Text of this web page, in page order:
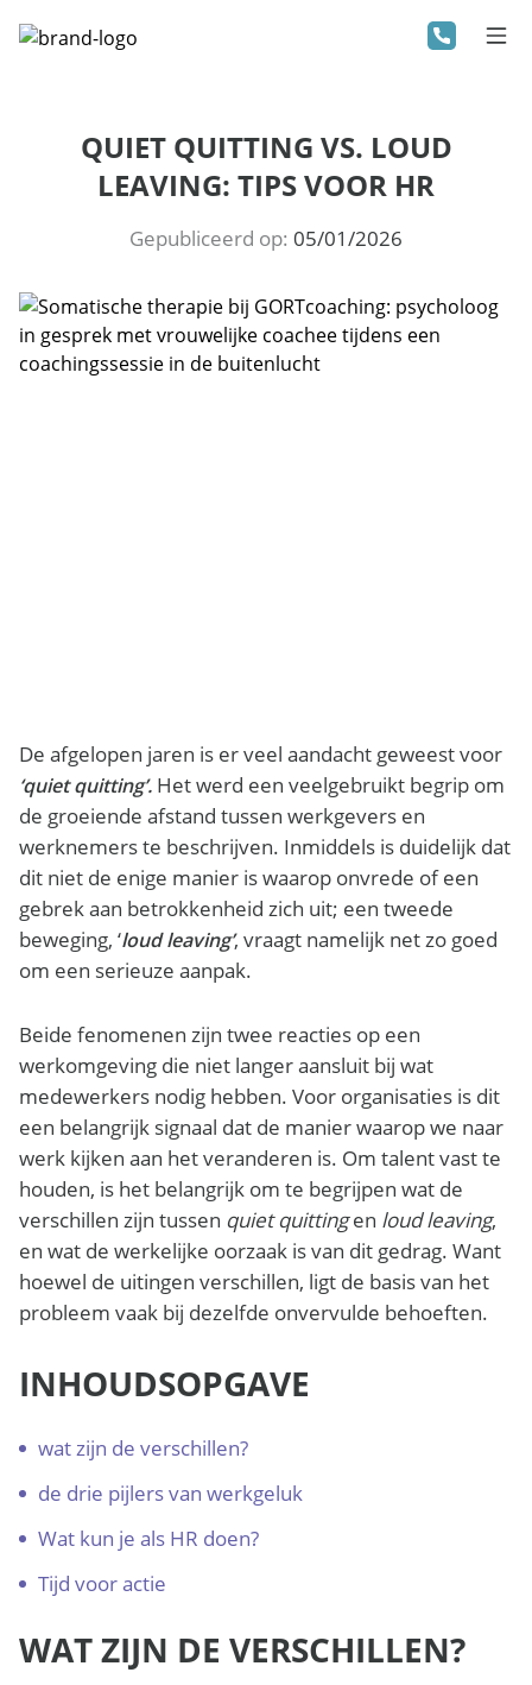
QUIET QUITTING VS. LOUD
LEAVING: TIPS VOOR HR
Gepubliceerd op: 05/01/2026
De afgelopen jaren is er veel aandacht geweest voor
‘quiet quitting’. Het werd een veelgebruikt begrip om
de groeiende afstand tussen werkgevers en
werknemers te beschrijven. Inmiddels is duidelijk dat
dit niet de enige manier is waarop onvrede of een
gebrek aan betrokkenheid zich uit; een tweede
beweging, ‘loud leaving’, vraagt namelijk net zo goed
om een serieuze aanpak.
Beide fenomenen zijn twee reacties op een
werkomgeving die niet langer aansluit bij wat
medewerkers nodig hebben. Voor organisaties is dit
een belangrijk signaal dat de manier waarop we naar
werk kijken aan het veranderen is. Om talent vast te
houden, is het belangrijk om te begrijpen wat de
verschillen zijn tussen quiet quittingen loud leaving,
en wat de werkelijke oorzaak is van dit gedrag. Want
hoewel de uitingen verschillen, ligt de basis van het
probleem vaak bij dezelfde onvervulde behoeften.
INHOUDSOPGAVE
wat zijn de verschillen?
de drie pijlers van werkgeluk
Wat kun je als HR doen?
Tijd voor actie
WAT ZIJN DE VERSCHILLEN?